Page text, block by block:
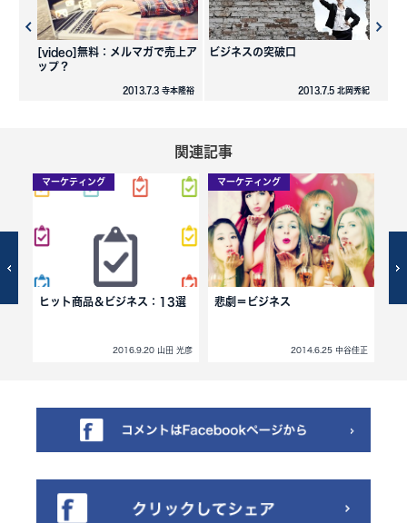
[video]無料：メルマガで売上ア
ップ？
2013.7.3 寺本隆裕
ビジネスの突破口
2013.7.5 北岡秀紀
関連記事
マーケティング
ヒット商品＆ビジネス：13選
2016.9.20 山田 光彦
マーケティング
悲劇＝ビジネス
2014.6.25 中谷佳正